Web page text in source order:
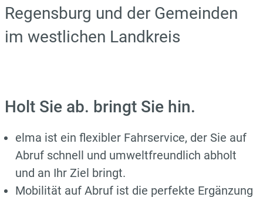
Regensburg und der Gemeinden
im westlichen Landkreis
Holt Sie ab. bringt Sie hin.
elma ist ein flexibler Fahrservice, der Sie auf
Abruf schnell und umweltfreundlich abholt
und an Ihr Ziel bringt.
Mobilität auf Abruf ist die perfekte Ergänzung